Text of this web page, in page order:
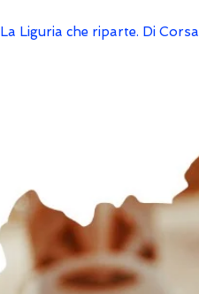
La Liguria che riparte. Di Corsa